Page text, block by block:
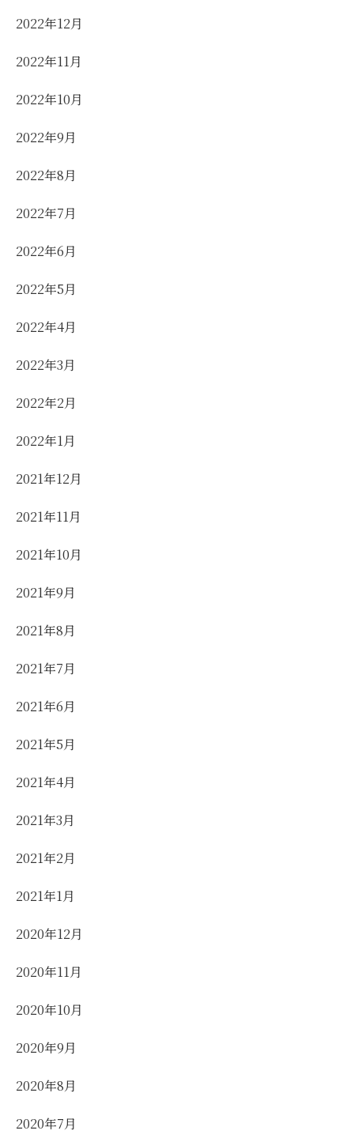
2022年12月
2022年11月
2022年10月
2022年9月
2022年8月
2022年7月
2022年6月
2022年5月
2022年4月
2022年3月
2022年2月
2022年1月
2021年12月
2021年11月
2021年10月
2021年9月
2021年8月
2021年7月
2021年6月
2021年5月
2021年4月
2021年3月
2021年2月
2021年1月
2020年12月
2020年11月
2020年10月
2020年9月
2020年8月
2020年7月